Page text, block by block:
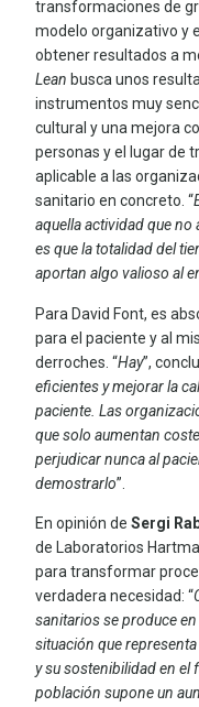
transformaciones de
modelo organizativo y
obtener resultados a
Lean busca unos
instrumentos muy
cultural y una mejora
personas y el lugar de
aplicable a las
sanitario en concreto. “
aquella actividad que no
es que la totalidad del
aportan algo valioso al
Para David Font, es
para el paciente y al
derroches. “Hay”,
eficientes y mejorar la
paciente. Las
que solo aumentan
perjudicar nunca al
demostrarlo”.
En opinión de Sergi
de Laboratorios
para transformar
verdadera necesidad: “
sanitarios se produce
situación que
y su sostenibilidad en el
población supone un